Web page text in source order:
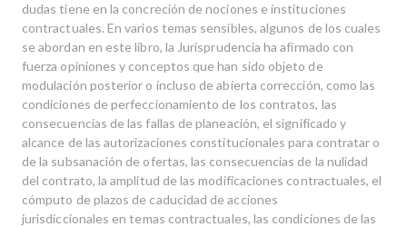
dudas tiene en la concreción de nociones e instituciones
contractuales. En varios temas sensibles, algunos de los cuales
se abordan en este libro, la Jurisprudencia ha afirmado con
fuerza opiniones y conceptos que han sido objeto de
modulación posterior o incluso de abierta corrección, como las
condiciones de perfeccionamiento de los contratos, las
consecuencias de las fallas de planeación, el significado y
alcance de las autorizacio­nes constitucionales para contratar o
de la subsanación de ofertas, las consecuencias de la nulidad
del contrato, la amplitud de las modificaciones contractuales, el
cómputo de plazos de caducidad de acciones
jurisdiccionales en temas contractuales, las con­diciones de las